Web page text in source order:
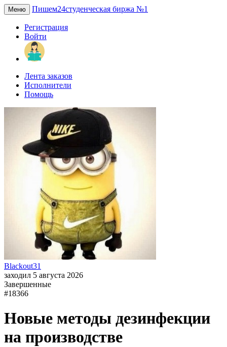
Меню Пишем24студенческая биржа №1
Регистрация
Войти
Лента заказов
Исполнители
Помощь
Blackout31
заходил 5 августа 2026
Завершенные
#18366
Новые методы дезинфекции
на производстве